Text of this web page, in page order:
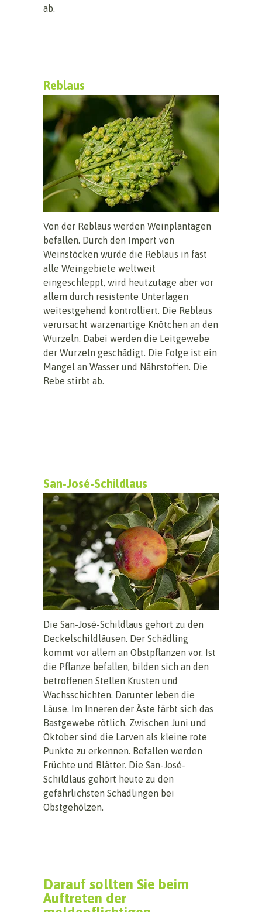
ab.
Reblaus
Von der Reblaus werden Weinplantagen
befallen. Durch den Import von
Weinstöcken wurde die Reblaus in fast
alle Weingebiete weltweit
eingeschleppt, wird heutzutage aber vor
allem durch resistente Unterlagen
weitestgehend kontrolliert. Die Reblaus
verursacht warzenartige Knötchen an den
Wurzeln. Dabei werden die Leitgewebe
der Wurzeln geschädigt. Die Folge ist ein
Mangel an Wasser und Nährstoffen. Die
Rebe stirbt ab.
San-José-Schildlaus
Die San-José-Schildlaus gehört zu den
Deckelschildläusen. Der Schädling
kommt vor allem an Obstpflanzen vor. Ist
die Pflanze befallen, bilden sich an den
betroffenen Stellen Krusten und
Wachsschichten. Darunter leben die
Läuse. Im Inneren der Äste färbt sich das
Bastgewebe rötlich. Zwischen Juni und
Oktober sind die Larven als kleine rote
Punkte zu erkennen. Befallen werden
Früchte und Blätter. Die San-José-
Schildlaus gehört heute zu den
gefährlichsten Schädlingen bei
Obstgehölzen.
Darauf sollten Sie beim
Auftreten der